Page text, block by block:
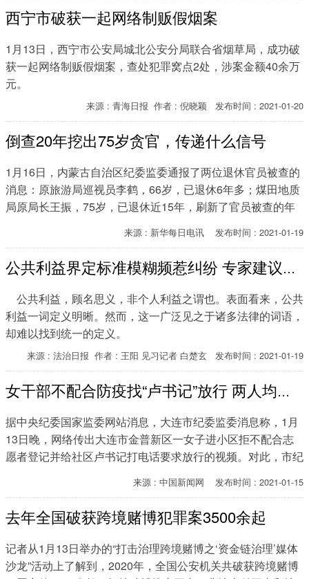
通过法院判决，以案释法，更具象地了解民法典。
西宁市破获一起网络制贩假烟案
1月13日，西宁市公安局城北公安分局联合省烟草局，成功破
获一起网络制贩假烟案，查处犯罪窝点2处，涉案金额40余万
元。
来源 : 青海日报 作者 : 倪晓颖 发布时间 : 2021-01-20
倒查20年挖出75岁贪官，传递什么信号
1月16日，内蒙古自治区纪委监委通报了两位退休官员被查的
消息：原旅游局巡视员李鹤，66岁，已退休6年多；煤田地质
局原局长王振，75岁，已退休近15年，刷新了官员被查的年
幅增加，有的办完退休手续同年就被查，有的退休18年仍难
逃问责。
来源 : 新华每日电讯 发布时间 : 2021-01-19
公共利益界定标准模糊频惹纠纷 专家建议界定内涵拧紧公共利益闸门
公共利益，顾名思义，非个人利益之谓也。表面看来，公共
利益一词定义明晰。然而，这一广泛见之于诸多法律的词语，
却难以找到统一的定义。
来源 : 法治日报 作者 : 王阳 见习记者 白楚玄 发布时间 : 2021-01-19
女干部不配合防疫找“卢书记”放行 两人均被处分！
据中央纪委国家监委网站消息，大连市纪委监委消息称，1月
13日晚，网络传出大连市金普新区一女子进小区拒不配合志
愿者登记并给社区卢书记打电话要求放行的视频。对此，市纪
求是、依规依纪依法处置。经查，该女子为金普新区友谊街道
办事处副主任王琛明，卢书记为金普新区友谊街道康乐社区党
委副书记卢宪宝，网络反映问题属实。
来源 : 中国新闻网 发布时间 : 2021-01-15
去年全国破获跨境赌博犯罪案3500余起
记者从1月13日举办的“打击治理跨境赌博之‘资金链治理’媒体
沙龙”活动上了解到，2020年，全国公安机关共破获跨境赌博